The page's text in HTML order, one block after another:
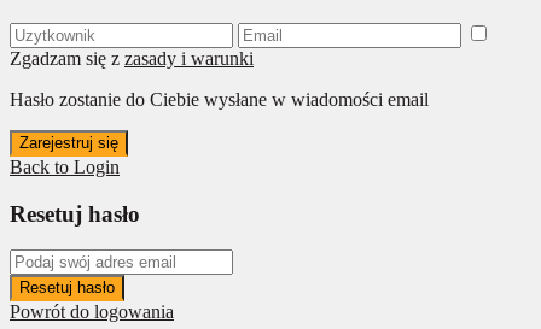
Zgadzam się z zasady i warunki
Hasło zostanie do Ciebie wysłane w wiadomości email
Zarejestruj się
Back to Login
Resetuj hasło
Resetuj hasło
Powrót do logowania